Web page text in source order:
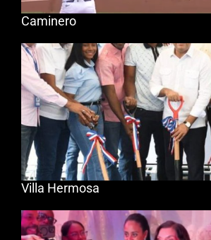
Caminero
Villa Hermosa